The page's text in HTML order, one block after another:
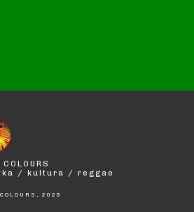
COLOURS
/ kultura / reggae
2025